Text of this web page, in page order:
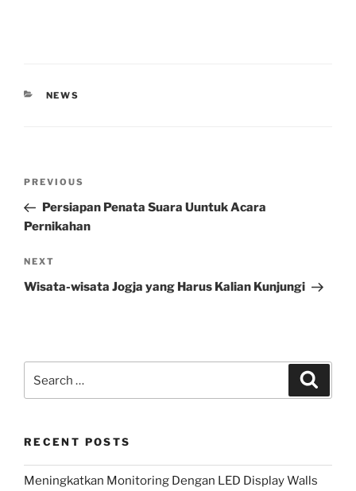
CATEGORIES
NEWS
Previous
Post
PREVIOUS
Persiapan Penata Suara Uuntuk Acara
Pernikahan
Next
Post
NEXT
Wisata-wisata Jogja yang Harus Kalian Kunjungi
RECENT POSTS
Meningkatkan Monitoring Dengan LED Display Walls